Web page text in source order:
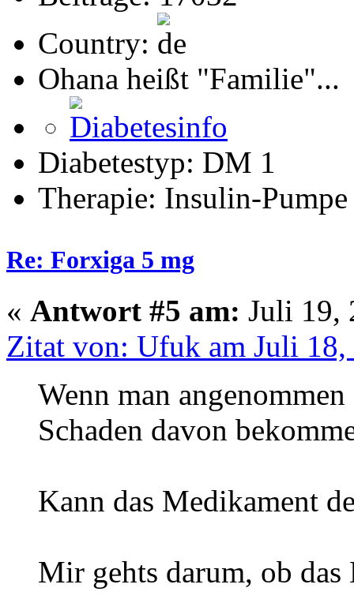
Country:
Ohana heißt "Familie"...
Diabetestyp: DM 1
Therapie: Insulin-Pumpe
Re: Forxiga 5 mg
« Antwort #5 am: Juli 19,
Zitat von: Ufuk am Juli 18,
Wenn man
Schaden davon
Kann das Medikament
Mir gehts darum, ob das